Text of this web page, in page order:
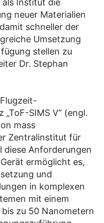
als Institut die
neuer Materialien
schneller der
Umsetzung
stellen zu
Dr. Stephan
SIMS V“ (engl.
mass
Zentralinstitut für
diese Anforderungen
ermöglicht es,
und
in komplexen
mit einem
zu 50 Nanometern